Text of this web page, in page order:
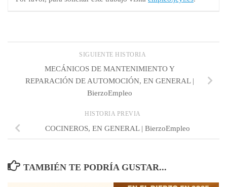
SIGUIENTE HISTORIA
MECÁNICOS DE MANTENIMIENTO Y
REPARACIÓN DE AUTOMOCIÓN, EN GENERAL |
BierzoEmpleo
HISTORIA PREVIA
COCINEROS, EN GENERAL | BierzoEmpleo
TAMBIÉN TE PODRÍA GUSTAR...